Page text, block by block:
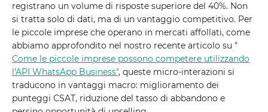
registrano un volume di risposte superiore del 40%. Non
si tratta solo di dati, ma di un vantaggio competitivo. Per
le piccole imprese che operano in mercati affollati, come
abbiamo approfondito nel nostro recente articolo su "
Come le piccole imprese possono competere utilizzando
l'API WhatsApp Business", queste micro-interazioni si
traducono in vantaggi macro: miglioramento dei
punteggi CSAT, riduzione del tasso di abbandono e